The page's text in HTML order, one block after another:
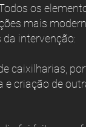
os
mais
intervenção:
caixilharias,
criação de